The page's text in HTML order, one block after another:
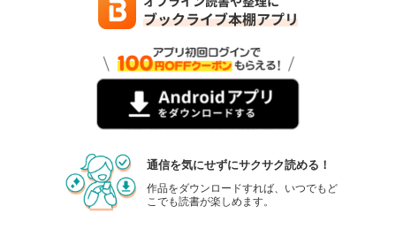
通信を気にせずにサクサク読める！
作品をダウンロードすれば、いつでもど
こでも読書が楽しめます。